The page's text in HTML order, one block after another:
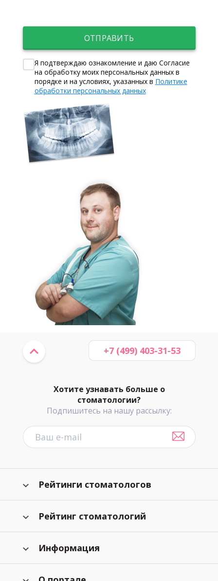
ОТПРАВИТЬ
Я подтверждаю ознакомление и даю Согласие
на обработку моих персональных данных в
порядке и на условиях, указанных в Политике
обработки персональных данных
Хотите узнавать больше о
стоматологии?
Подпишитесь на нашу рассылку:
+7 (499) 403-31-53
Рейтинги стоматологов
Рейтинг стоматологий
Информация